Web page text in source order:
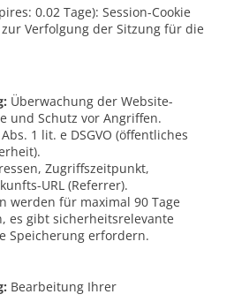
0.02 Tage): Session-Cookie
Verfolgung der Sitzung für die
Überwachung der Website-
und Schutz vor Angriffen.
1 lit. e DSGVO (öffentliches
Zugriffszeitpunkt,
URL (Referrer).
werden für maximal 90 Tage
es gibt sicherheitsrelevante
Speicherung erfordern.
Bearbeitung Ihrer